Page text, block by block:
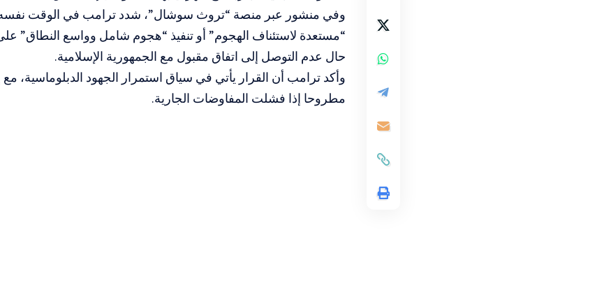
وفي منشور عبر منصة “تروث سوشال”، شدد ترامب في الوقت نفسه
“مستعدة لاستئناف الهجوم” أو تنفيذ “هجوم شامل وواسع النطاق”
حال عدم التوصل إلى اتفاق مقبول مع الجمهورية الإسلامية.
وأكد ترامب أن القرار يأتي في سياق استمرار الجهود الدبلوماسية، مع
مطروحا إذا فشلت المفاوضات الجارية.